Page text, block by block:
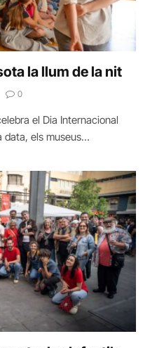
la llum de la nit
0
el Dia Internacional
data, els museus…